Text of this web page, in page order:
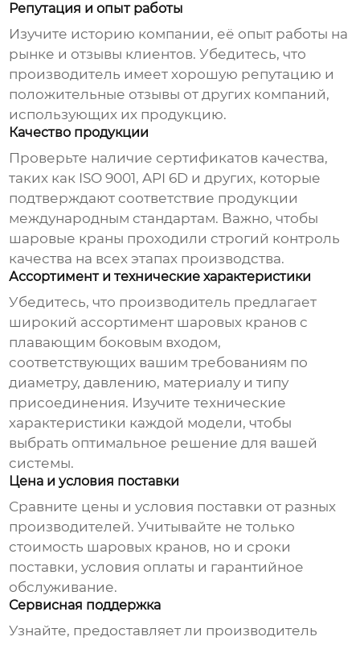
Репутация и опыт работы
Изучите историю компании, её опыт работы на
рынке и отзывы клиентов. Убедитесь, что
производитель имеет хорошую репутацию и
положительные отзывы от других компаний,
использующих их продукцию.
Качество продукции
Проверьте наличие сертификатов качества,
таких как ISO 9001, API 6D и других, которые
подтверждают соответствие продукции
международным стандартам. Важно, чтобы
шаровые краны проходили строгий контроль
качества на всех этапах производства.
Ассортимент и технические характеристики
Убедитесь, что производитель предлагает
широкий ассортимент шаровых кранов с
плавающим боковым входом,
соответствующих вашим требованиям по
диаметру, давлению, материалу и типу
присоединения. Изучите технические
характеристики каждой модели, чтобы
выбрать оптимальное решение для вашей
системы.
Цена и условия поставки
Сравните цены и условия поставки от разных
производителей. Учитывайте не только
стоимость шаровых кранов, но и сроки
поставки, условия оплаты и гарантийное
обслуживание.
Сервисная поддержка
Узнайте, предоставляет ли производитель